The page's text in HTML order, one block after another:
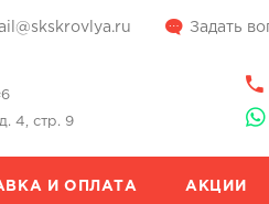
Задать
4, стр. 9
И ОПЛАТА АКЦИИ